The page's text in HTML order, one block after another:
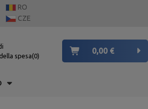
RO
CZE
spesa 0
0,00 €